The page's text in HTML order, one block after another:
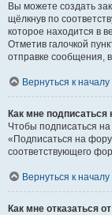
Вы можете создать
щёлкнув по
которое находится в
Отметив галочкой
отправке сообщения,
Вернуться к началу
Как мне
Чтобы подписаться
«Подписаться на
соответствующего
Вернуться к началу
Как мне отказаться